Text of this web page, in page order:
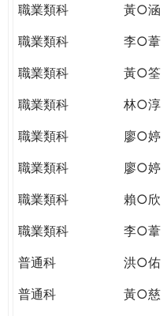
職業類科
黃○涵
職業類科
李○葦
職業類科
黃○筌
職業類科
林○淳
職業類科
廖○婷
職業類科
廖○婷
職業類科
賴○欣
職業類科
李○葦
普通科
洪○佑
普通科
黃○慈